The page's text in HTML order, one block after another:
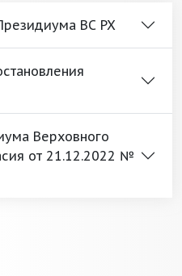
ВС РХ
Верховного
от 21.12.2022 №